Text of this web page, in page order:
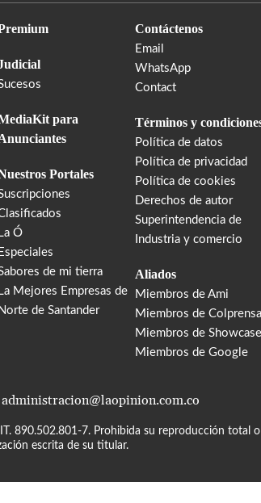
para
Portales
La Ó
Especiales
de mi tierra
La Mejores Empresas de
Norte de Santander
Contáctenos
Email
WhatsApp
Contact
Términos y
Política de datos
Política de privacidad
Política de cookies
Derechos de autor
Superintendencia de
Industria y comercio
Aliados
Miembros de Ami
Miembros de Colprensa
Miembros de Showcase
Miembros de Google
890.502.801-7. Prohibida su reproducción total
escrita de su titular.